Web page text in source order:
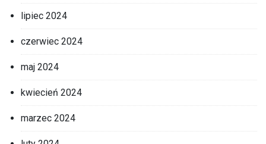
lipiec 2024
czerwiec 2024
maj 2024
kwiecień 2024
marzec 2024